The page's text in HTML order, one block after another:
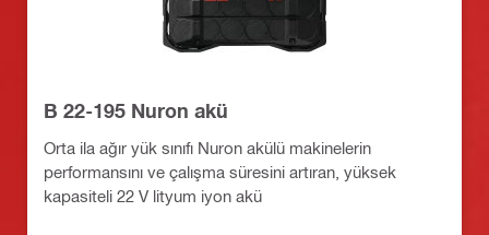
B 22-195 Nuron akü
Orta ila ağır yük sınıfı Nuron akülü makinelerin
performansını ve çalışma süresini artıran, yüksek
kapasiteli 22 V lityum iyon akü